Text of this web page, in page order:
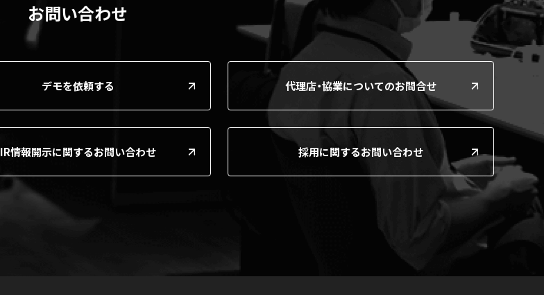
お問い合わせ
デモを依頼する 代理店・協業についてのお問合せ
IR情報開示に関するお問い合わせ 採用に関するお問い合わせ